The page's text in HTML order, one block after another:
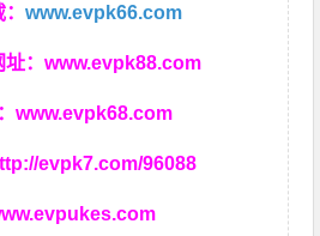
：www.evpk66.com
址：www.evpk88.com
www.evpk68.com
evpk7.com/96088